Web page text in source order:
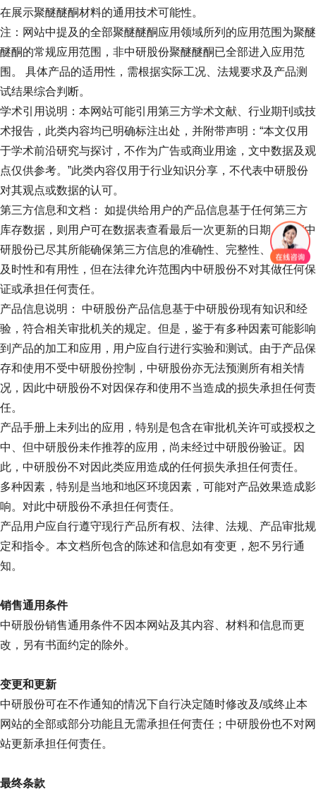
在展示聚醚醚酮材料的通用技术可能性。
注：网站中提及的全部聚醚醚酮应用领域所列的应用范围为聚醚
醚酮的常规应用范围，非中研股份聚醚醚酮已全部进入应用范
围。 具体产品的适用性，需根据实际工况、法规要求及产品测
试结果综合判断。
学术引用说明：本网站可能引用第三方学术文献、行业期刊或技
术报告，此类内容均已明确标注出处，并附带声明：“本文仅用
于学术前沿研究与探讨，不作为广告或商业用途，文中数据及观
点仅供参考。”此类内容仅用于行业知识分享，不代表中研股份
对其观点或数据的认可。
第三方信息和文档： 如提供给用户的产品信息基于任何第三方
库存数据，则用户可在数据表查看最后一次更新的日期。尽管中
研股份已尽其所能确保第三方信息的准确性、完整性、可靠性、
及时性和有用性，但在法律允许范围内中研股份不对其做任何保
证或承担任何责任。
产品信息说明： 中研股份产品信息基于中研股份现有知识和经
验，符合相关审批机关的规定。但是，鉴于有多种因素可能影响
到产品的加工和应用，用户应自行进行实验和测试。由于产品保
存和使用不受中研股份控制，中研股份亦无法预测所有相关情
况，因此中研股份不对因保存和使用不当造成的损失承担任何责
任。
产品手册上未列出的应用，特别是包含在审批机关许可或授权之
中、但中研股份未作推荐的应用，尚未经过中研股份验证。因
此，中研股份不对因此类应用造成的任何损失承担任何责任。
多种因素，特别是当地和地区环境因素，可能对产品效果造成影
响。对此中研股份不承担任何责任。
产品用户应自行遵守现行产品所有权、法律、法规、产品审批规
定和指令。本文档所包含的陈述和信息如有变更，恕不另行通
知。
销售通用条件
中研股份销售通用条件不因本网站及其内容、材料和信息而更
改，另有书面约定的除外。
变更和更新
中研股份可在不作通知的情况下自行决定随时修改及/或终止本
网站的全部或部分功能且无需承担任何责任；中研股份也不对网
站更新承担任何责任。
最终条款